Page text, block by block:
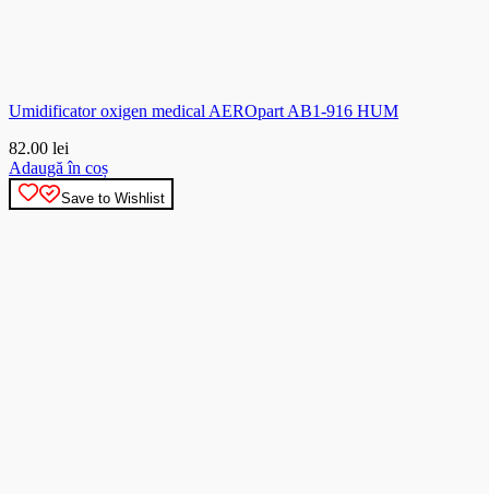
Umidificator oxigen medical AEROpart AB1-916 HUM
82.00 lei
Adaugă în coș
Save to Wishlist